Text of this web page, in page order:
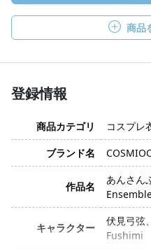
商品
登録情報
商品カテゴリ
コスプレ
ブランド名
作品名
あんさん
キャラクター
伏見弓弦
Fushimi